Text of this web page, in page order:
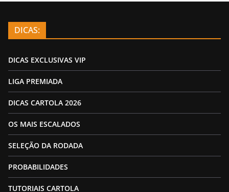
DICAS:
DICAS EXCLUSIVAS VIP
LIGA PREMIADA
DICAS CARTOLA 2026
OS MAIS ESCALADOS
SELEÇÃO DA RODADA
PROBABILIDADES
TUTORIAIS CARTOLA